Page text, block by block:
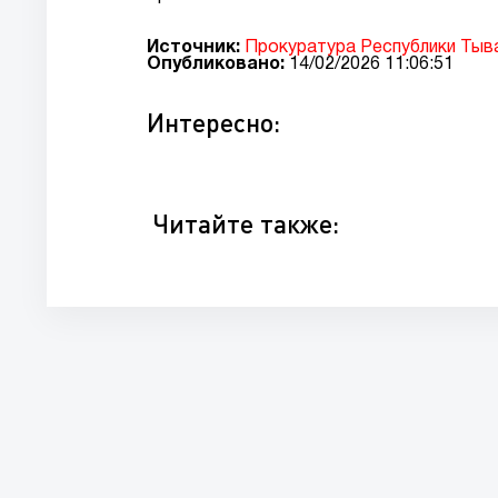
Источник:
Прокуратура Республики
Опубликовано: 14/02/2026 11:06:51
Интересно:
Читайте также: